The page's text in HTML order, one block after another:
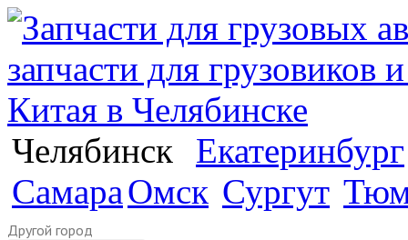
Челябинск
Екатеринбург
СамараОмск Сургут
Другой город